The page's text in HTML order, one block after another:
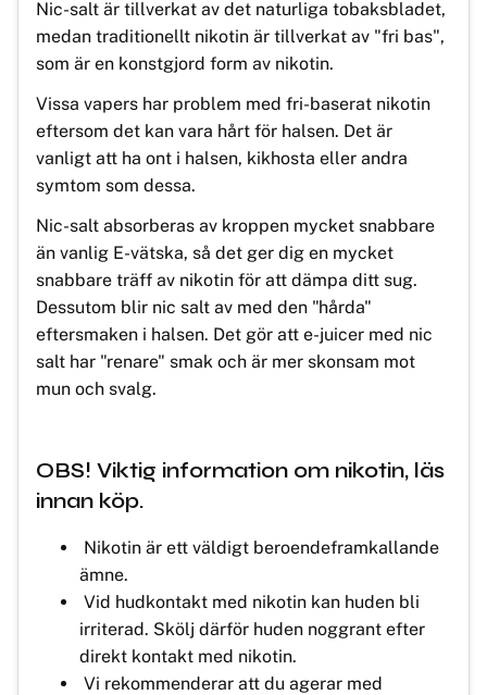
Nic-salt är tillverkat av det naturliga tobaksbladet,
medan traditionellt nikotin är tillverkat av "fri bas",
som är en konstgjord form av nikotin.
Vissa vapers har problem med fri-baserat nikotin
eftersom det kan vara hårt för halsen. Det är
vanligt att ha ont i halsen, kikhosta eller andra
symtom som dessa.
Nic-salt absorberas av kroppen mycket snabbare
än vanlig E-vätska, så det ger dig en mycket
snabbare träff av nikotin för att dämpa ditt sug.
Dessutom blir nic salt av med den "hårda"
eftersmaken i halsen. Det gör att e-juicer med nic
salt har "renare" smak och är mer skonsam mot
mun och svalg.
OBS! Viktig information om nikotin, läs
innan köp.
Nikotin är ett väldigt beroendeframkallande
ämne.
Vid hudkontakt med nikotin kan huden bli
irriterad. Skölj därför huden noggrant efter
direkt kontakt med nikotin.
Vi rekommenderar att du agerar med